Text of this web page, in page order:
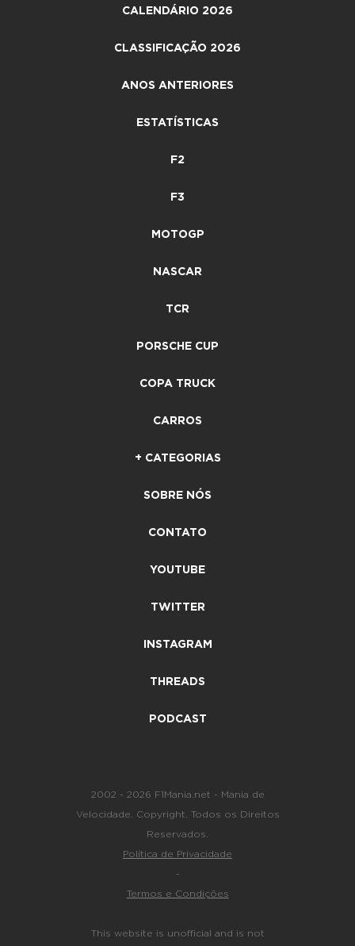
CALENDÁRIO 2026
CLASSIFICAÇÃO 2026
ANOS ANTERIORES
ESTATÍSTICAS
F2
F3
MOTOGP
NASCAR
TCR
PORSCHE CUP
COPA TRUCK
CARROS
+ CATEGORIAS
SOBRE NÓS
CONTATO
YOUTUBE
TWITTER
INSTAGRAM
THREADS
PODCAST
2002 - 2026 F1Mania.net - Mania de
Velocidade. Copyright. Todos os Direitos
Reservados.
Política de Privacidade
-
Termos e Condições
This website is unofficial and is not